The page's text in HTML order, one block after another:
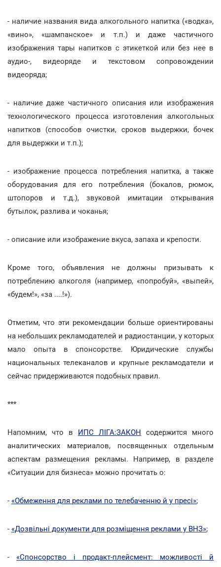
- наличие названия вида алкогольного напитка («водка»,
«вино», «шампанское» и т.п.) и даже частичного
изображения тары напитков с этикеткой или без нее в
аудио-, видеоряде и текстовом сопровождении
видеоряда;
- наличие даже частичного описания или изображения
технологического процесса изготовления алкогольных
напитков (способов очистки, сроков выдержки, бочек
для выдержки и т.п.);
- изображение процесса потребления напитка, а также
оборудования для его потребления (бокалов, рюмок,
штопоров и т.д.), звуковой имитации открывания
бутылок, разлива и чоканья;
- описание или изображение вкуса, запаха и крепости.
Кроме того, объявления не должны призывать к
потреблению алкоголя (например, «попробуй», «выпей»,
«будем!», «за ....!»).
Отметим, что эти рекомендации больше ориентированы
на небольших рекламодателей и радиостанции, у которых
мало опыта в спонсорстве. Юридические службы
национальных телеканалов и крупные рекламодатели и
сейчас придерживаются подобных правил.
***
Напомним, что в ИПС ЛІГА:ЗАКОН содержится много
аналитических материалов, посвященных отдельным
аспектам размещения рекламы. Например, в разделе
«Ситуации для бизнеса» можно прочитать о:
- «Обмеження для реклами по телебаченню й у пресі»;
- «Дозвільні документи для розміщення реклами у ВНЗ»;
- «Спонсорство і продакт-плейсмент: можливості й